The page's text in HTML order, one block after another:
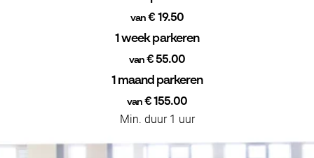
van € 19.50
1 week parkeren
van€ 55.00
1 maand parkeren
van€ 155.00
Min. duur 1 uur